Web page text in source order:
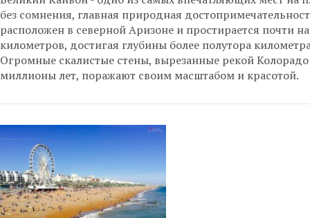
без сомнения, главная природная
расположен в северной Аризоне и простирается почти
километров, достигая глубины более полутора
Огромные скалистые стены, вырезанные рекой Колорадо
миллионы лет, поражают своим масштабом и красотой.